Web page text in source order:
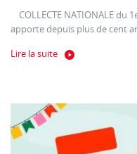
COLLECTE NATIONALE du
apporte depuis plus de cent
Lire la suite